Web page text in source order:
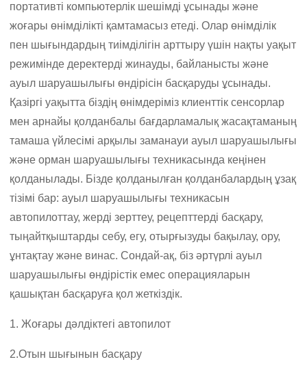
портативті компьютерлік шешімді ұсынады және
жоғары өнімділікті қамтамасыз етеді. Олар өнімділік
пен шығындардың тиімділігін арттыру үшін нақты уақыт
режимінде деректерді жинауды, байланысты және
ауыл шаруашылығы өндірісін басқаруды ұсынады.
Қазіргі уақытта біздің өнімдеріміз клиенттік сенсорлар
мен арнайы қолданбалы бағдарламалық жасақтаманың
тамаша үйлесімі арқылы заманауи ауыл шаруашылығы
және орман шаруашылығы техникасында кеңінен
қолданылады. Бізде қолданылған қолданбалардың ұзақ
тізімі бар: ауыл шаруашылығы техникасын
автопилоттау, жерді зерттеу, рецепттерді басқару,
тыңайтқыштарды себу, егу, отырғызуды бақылау, ору,
ұнтақтау және винас. Сондай-ақ, біз әртүрлі ауыл
шаруашылығы өндірістік емес операцияларын
қашықтан басқаруға қол жеткіздік.
1. Жоғары дәлдіктегі автопилот
2.Отын шығынын басқару